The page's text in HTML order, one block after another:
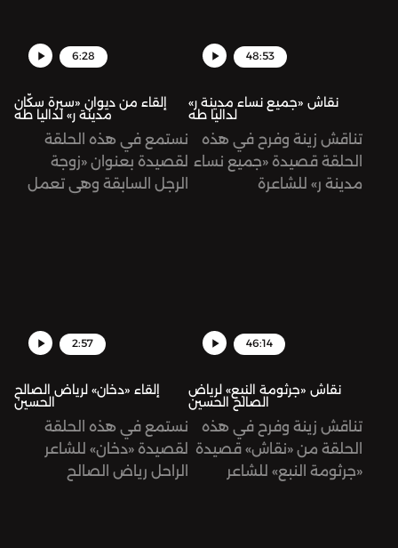
6:28
إلقاء من ديوان «سيرة سكّان
مدينة ر» لداليا طه
نستمع في هذه الحلقة
لقصيدة بعنوان «زوجة
الرجل السابقة وهي تعمل
ديوانها «سيرة سكّان مدينة
48:53
نقاش «جميع نساء مدينة ر»
لداليا طه
تناقش زينة وفرح في هذه
الحلقة قصيدة «جميع نساء
مدينة ر» للشاعرة
2:57
إلقاء «دخان» لرياض الصالح
الحسين
نستمع في هذه الحلقة
لقصيدة «دخان» للشاعر
الراحل رياض الصالح
46:14
نقاش «جرثومة النبع» لرياض
الصالح الحسين
تناقش زينة وفرح في هذه
الحلقة من «نقاش» قصيدة
«جرثومة النبع» للشاعر